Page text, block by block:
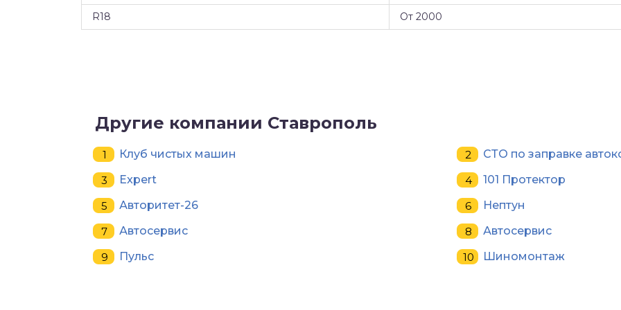
R18
От 2000
Другие компании Ставрополь
Клуб чистых машин
СТО по заправке
Expert
101 Протектор
Авторитет-26
Нептун
Автосервис
Автосервис
Пульс
Шиномонтаж